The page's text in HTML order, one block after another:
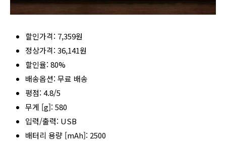
할인가격: 7,359원
정상가격: 36,141원
할인율: 80%
배송옵션: 무료 배송
평점: 4.8/5
무게 [g]: 580
입력/출력: USB
배터리 용량 [mAh]: 2500